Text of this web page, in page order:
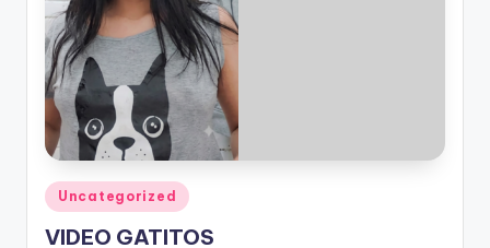
Publicado
en
Uncategorized
VIDEO GATITOS